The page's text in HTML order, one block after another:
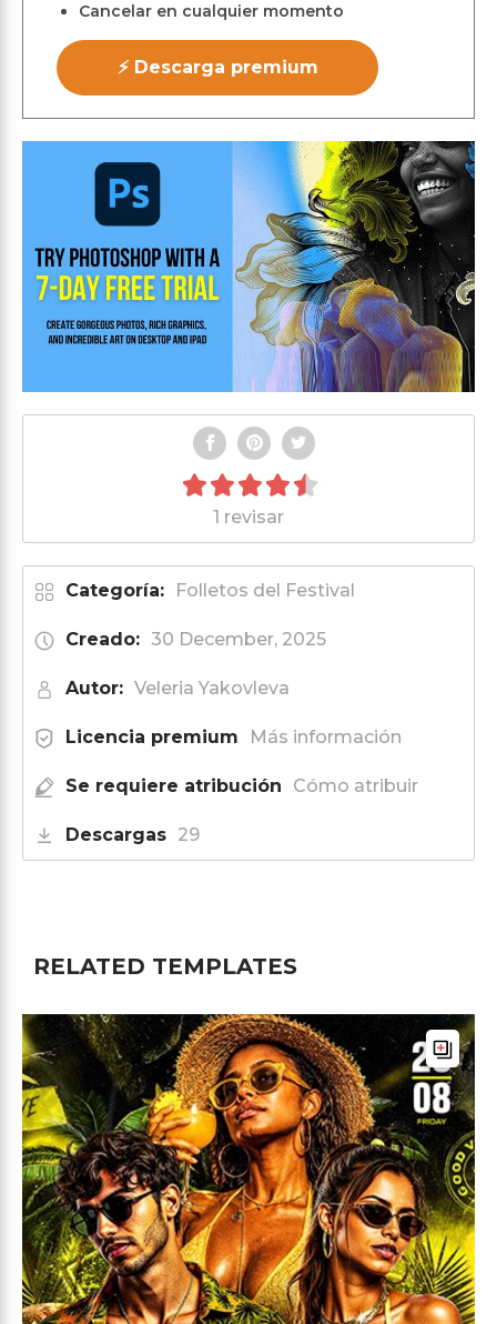
Cancelar en cualquier momento
⚡ Descarga premium
1 revisar
Categoría: Folletos del Festival
Creado: 30 December, 2025
Autor: Veleria Yakovleva
Licencia premium Más información
Se requiere atribución Cómo atribuir
Descargas 29
RELATED TEMPLATES